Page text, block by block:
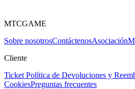
MTCGAME
Sobre nosotrosContáctenosAsociación
Cliente
Ticket Política de Devoluciones y
CookiesPreguntas frecuentes